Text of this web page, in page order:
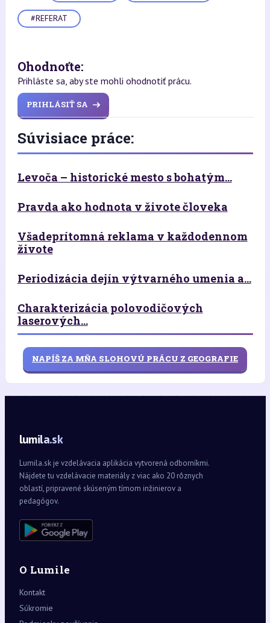
#REFERAT
Ohodnoťte:
Prihláste sa, aby ste mohli ohodnotiť prácu.
PRIHLÁSIŤ SA
Súvisiace práce:
Levoča – historické mesto s bohatým...
Pravda ako hodnota v živote človeka
Všadeprítomná reklama v každodennom
živote
Periodizácia dejín výtvarného umenia a...
Charakterizácia polovodičových
laserových...
NAPÍŠ ZA MŇA SLOHOVÚ PRÁCU Z GEOGRAFIE
lumila.sk
Lumila.sk je vzdelávacia aplikácia vytvorená odborníkmi.
Nájdete tu vzdelávacie materiály z viac ako 20 rôznych
oblastí, pripravené skúseným tímom inžinierov a
pedagógov.
O Lumile
Kontakt
Súkromie